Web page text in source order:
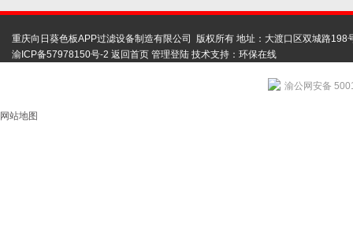
重庆向日葵色板APP过滤设备制造有限公司 版权所有 地址：大渡口区双城路
渝ICP备57978150号-2 返回首页 管理登陆 技术支持： 环保在线
渝公网安备
网站地图